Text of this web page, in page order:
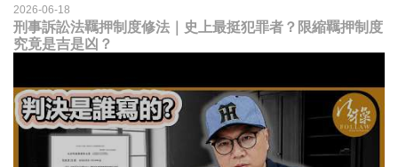
2026-06-18
刑事訴訟法羈押制度修法｜史上最挺犯罪者？限縮羈押制度
究竟是吉是凶？